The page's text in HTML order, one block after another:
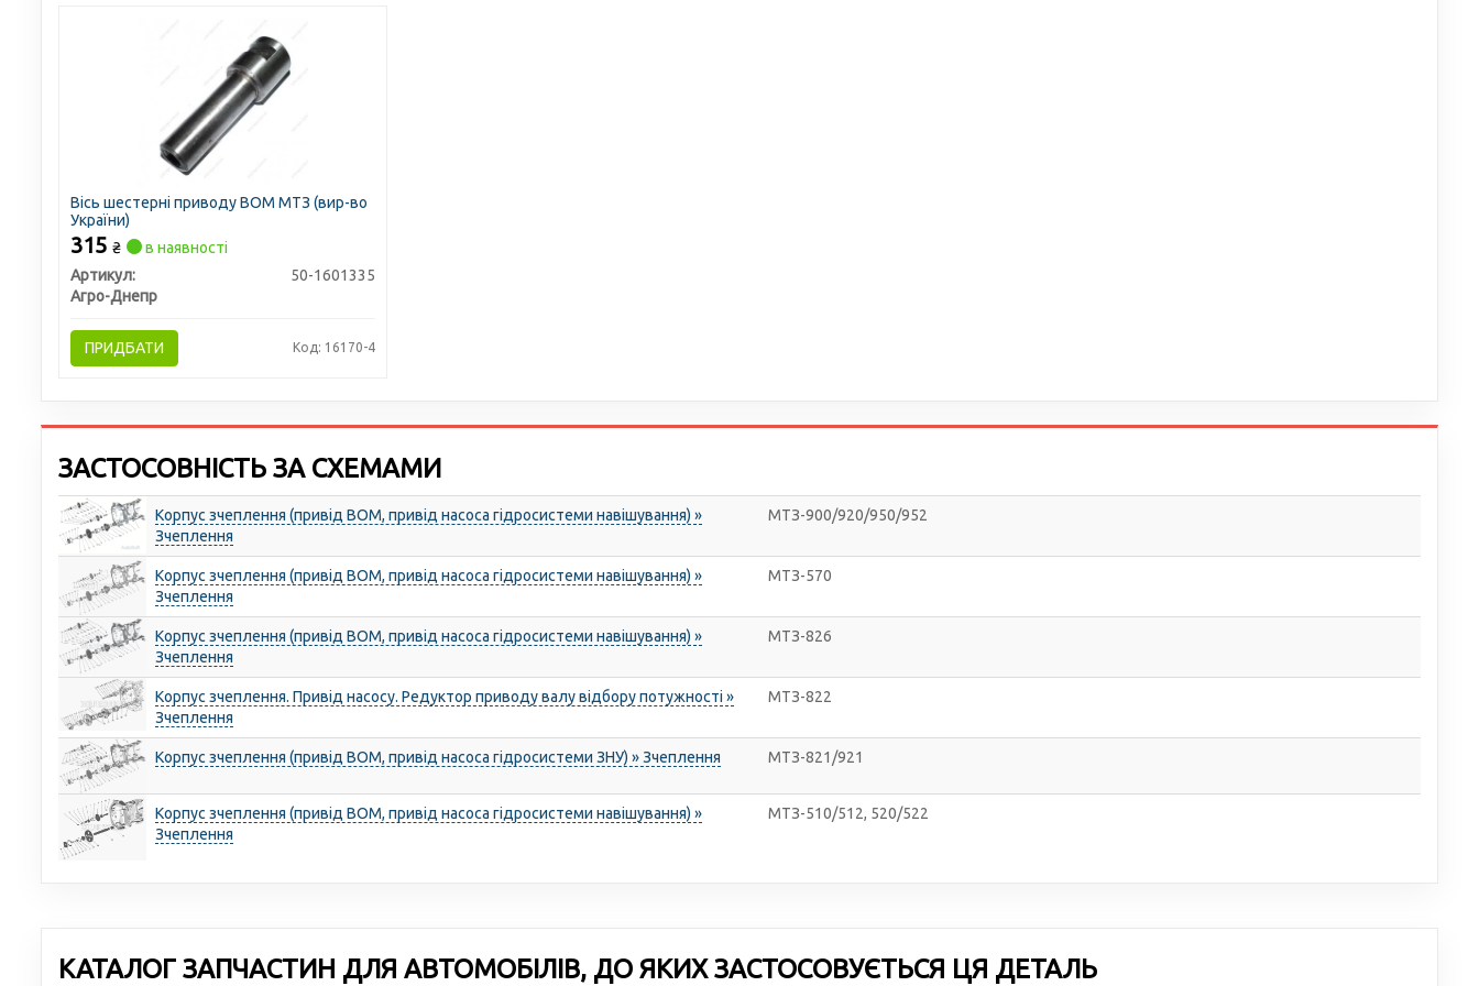
Вісь шестерні приводу ВОМ МТЗ (вир-во
України)
315 ₴
в наявності
Артикул:
50-1601335
Агро-Днепр
ПРИДБАТИ Код: 16170-4
ЗАСТОСОВНІСТЬ ЗА СХЕМАМИ
Корпус зчеплення (привід ВОМ, привід насоса гідросистеми навішування) »
Зчеплення
МТЗ-900/920/950/952
Корпус зчеплення (привід ВОМ, привід насоса гідросистеми навішування) »
Зчеплення
МТЗ-570
Корпус зчеплення (привід ВОМ, привід насоса гідросистеми навішування) »
Зчеплення
МТЗ-826
Корпус зчеплення. Привід насосу. Редуктор приводу валу відбору потужності »
Зчеплення
МТЗ-822
Корпус зчеплення (привід ВОМ, привід насоса гідросистеми ЗНУ) » Зчеплення МТЗ-821/921
Корпус зчеплення (привід ВОМ, привід насоса гідросистеми навішування) »
Зчеплення
МТЗ-510/512, 520/522
КАТАЛОГ ЗАПЧАСТИН ДЛЯ АВТОМОБІЛІВ, ДО ЯКИХ ЗАСТОСОВУЄТЬСЯ ЦЯ ДЕТАЛЬ